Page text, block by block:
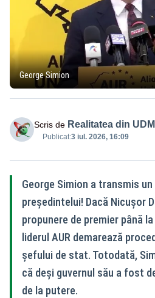
George Simion
Scris de Realitatea din
Publicat:3 iul. 2026, 16:09
George Simion a transmis
președintelui! Dacă Nicușor
propunere de premier până
liderul AUR demarează
șefului de stat. Totodată,
că deși guvernul său a fost
de la putere.